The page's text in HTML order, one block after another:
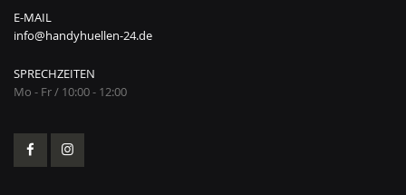
E-MAIL
info@handyhuellen-24.de
SPRECHZEITEN
Mo - Fr / 10:00 - 12:00